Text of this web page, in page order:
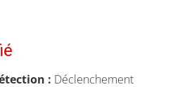
: Déclenchement